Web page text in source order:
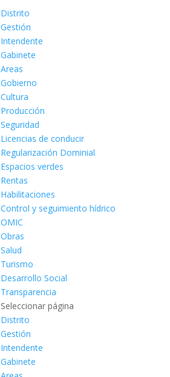
Distrito
Gestión
Intendente
Gabinete
Areas
Gobierno
Cultura
Producción
Seguridad
Licencias de conducir
Regularización Dominial
Espacios verdes
Rentas
Habilitaciones
Control y seguimiento hídrico
OMIC
Obras
Salud
Turismo
Desarrollo Social
Transparencia
Seleccionar página
Distrito
Gestión
Intendente
Gabinete